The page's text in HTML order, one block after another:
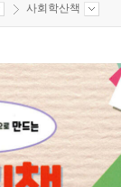
사회학산책